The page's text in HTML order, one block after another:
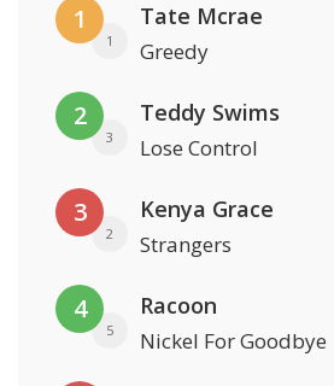
1
1
Tate Mcrae
Greedy
2
3
Teddy Swims
Lose Control
3
2
Kenya Grace
Strangers
4
5
Racoon
Nickel For Goodbye